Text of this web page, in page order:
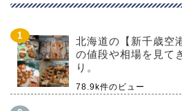
北海道の【新千歳空
の値段や相場を見て
り。
78.9k件のビュー